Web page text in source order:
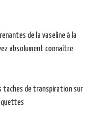
de la vaseline à la
absolument connaître
taches de transpiration sur